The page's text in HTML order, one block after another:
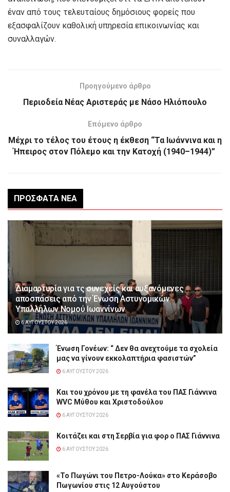
έναν από τους τελευταίους δημόσιους φορείς που
εξασφαλίζουν καθολική υπηρεσία επικοινωνίας και
συναλλαγών.
Προηγούμενο άρθρο
Περιοδεία Νέας Αριστεράς με Νάσο Ηλιόπουλο
Επόμενο άρθρο
Μέχρι το τέλος του έτους η έκθεση “Τα Ιωάννινα και η
Ήπειρος στον Πόλεμο και την Κατοχή (1940–1944)”
ΠΡΌΣΦΑΤΑ ΝΈΑ
Διαμαρτυρία για τς συνεχείς και αυξανόμενες
αποσπάσεις από την Ένωση Αστυνομικών
Υπαλλήλων Νομού Ιωαννίνων
6 ΑΥΓΟΎΣΤΟΥ 2026
Ένωση Γονέων: “ Δεν θα ανεχτούμε τα σχολεία
μας να γίνουν εκκολαπτήρια φασιστών”
6 ΑΥΓΟΎΣΤΟΥ 2026
Και του χρόνου με τη φανέλα του ΠΑΣ Γιάννινα
WVC Μύθου και Χριστοδούλου
6 ΑΥΓΟΎΣΤΟΥ 2026
Κοιτάζει και στη Σερβία για φορ ο ΠΑΣ Γιάννινα
6 ΑΥΓΟΎΣΤΟΥ 2026
«Το Πωγώνι του Πετρο-Λούκα» στο Κεράσοβο
Πωγωνίου στις 12 Αυγούστου